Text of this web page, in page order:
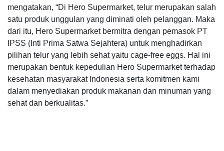
mengatakan, “Di Hero Supermarket, telur merupakan salah
satu produk unggulan yang diminati oleh pelanggan. Maka
dari itu, Hero Supermarket bermitra dengan pemasok PT
IPSS (Inti Prima Satwa Sejahtera) untuk menghadirkan
pilihan telur yang lebih sehat yaitu cage-free eggs. Hal ini
merupakan bentuk kepedulian Hero Supermarket terhadap
kesehatan masyarakat Indonesia serta komitmen kami
dalam menyediakan produk makanan dan minuman yang
sehat dan berkualitas.”